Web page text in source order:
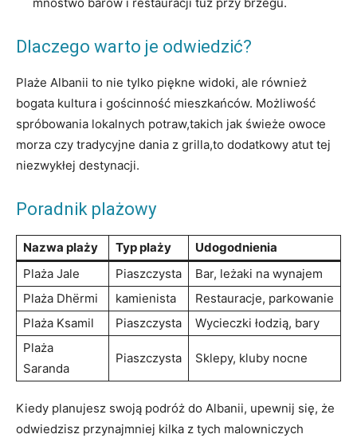
⁣mnóstwo barów i restauracji tuż przy brzegu.
Dlaczego warto ⁣je odwiedzić?
Plaże Albanii to nie ​tylko‍ piękne⁢ widoki, ale również
bogata kultura ‌i⁤ gościnność mieszkańców. Możliwość
spróbowania lokalnych‍ potraw,takich jak ⁣świeże owoce‍
morza czy tradycyjne dania⁢ z‌ grilla,to dodatkowy⁣ atut tej
niezwykłej destynacji.
Poradnik ​plażowy
Nazwa plaży Typ plaży
Udogodnienia
Plaża ‍Jale
Piaszczysta
Bar, leżaki na wynajem
Plaża⁣ Dhërmi
kamienista
Restauracje,⁢ parkowanie
Plaża Ksamil
Piaszczysta
Wycieczki łodzią, bary
Plaża‌
Saranda
Piaszczysta Sklepy, kluby nocne
Kiedy planujesz swoją podróż⁤ do⁣ Albanii, upewnij ‌się, że
odwiedzisz przynajmniej kilka z tych malowniczych